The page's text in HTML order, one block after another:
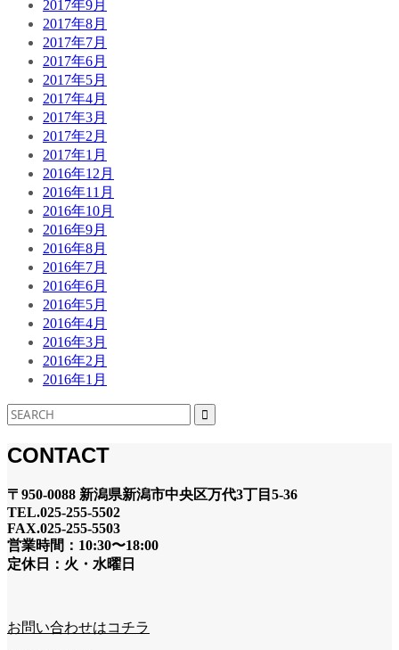
2017年9月
2017年8月
2017年7月
2017年6月
2017年5月
2017年4月
2017年3月
2017年2月
2017年1月
2016年12月
2016年11月
2016年10月
2016年9月
2016年8月
2016年7月
2016年6月
2016年5月
2016年4月
2016年3月
2016年2月
2016年1月
CONTACT
〒950-0088 新潟県新潟市中央区万代3丁目5-36
TEL.025-255-5502
FAX.025-255-5503
営業時間：10:30〜18:00
定休日：火・水曜日
お問い合わせはコチラ